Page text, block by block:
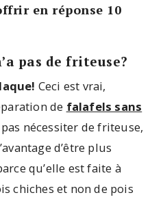
en réponse 10
pas de friteuse?
Ceci est vrai,
de falafels sans
nécessiter de friteuse,
d’être plus
qu’elle est faite à
chiches et non de pois